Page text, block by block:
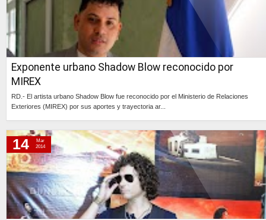
Exponente urbano Shadow Blow reconocido por
MIREX
RD.- El artista urbano Shadow Blow fue reconocido por el Ministerio de Relaciones
Exteriores (MIREX) por sus aportes y trayectoria ar...
14
Mar
2014